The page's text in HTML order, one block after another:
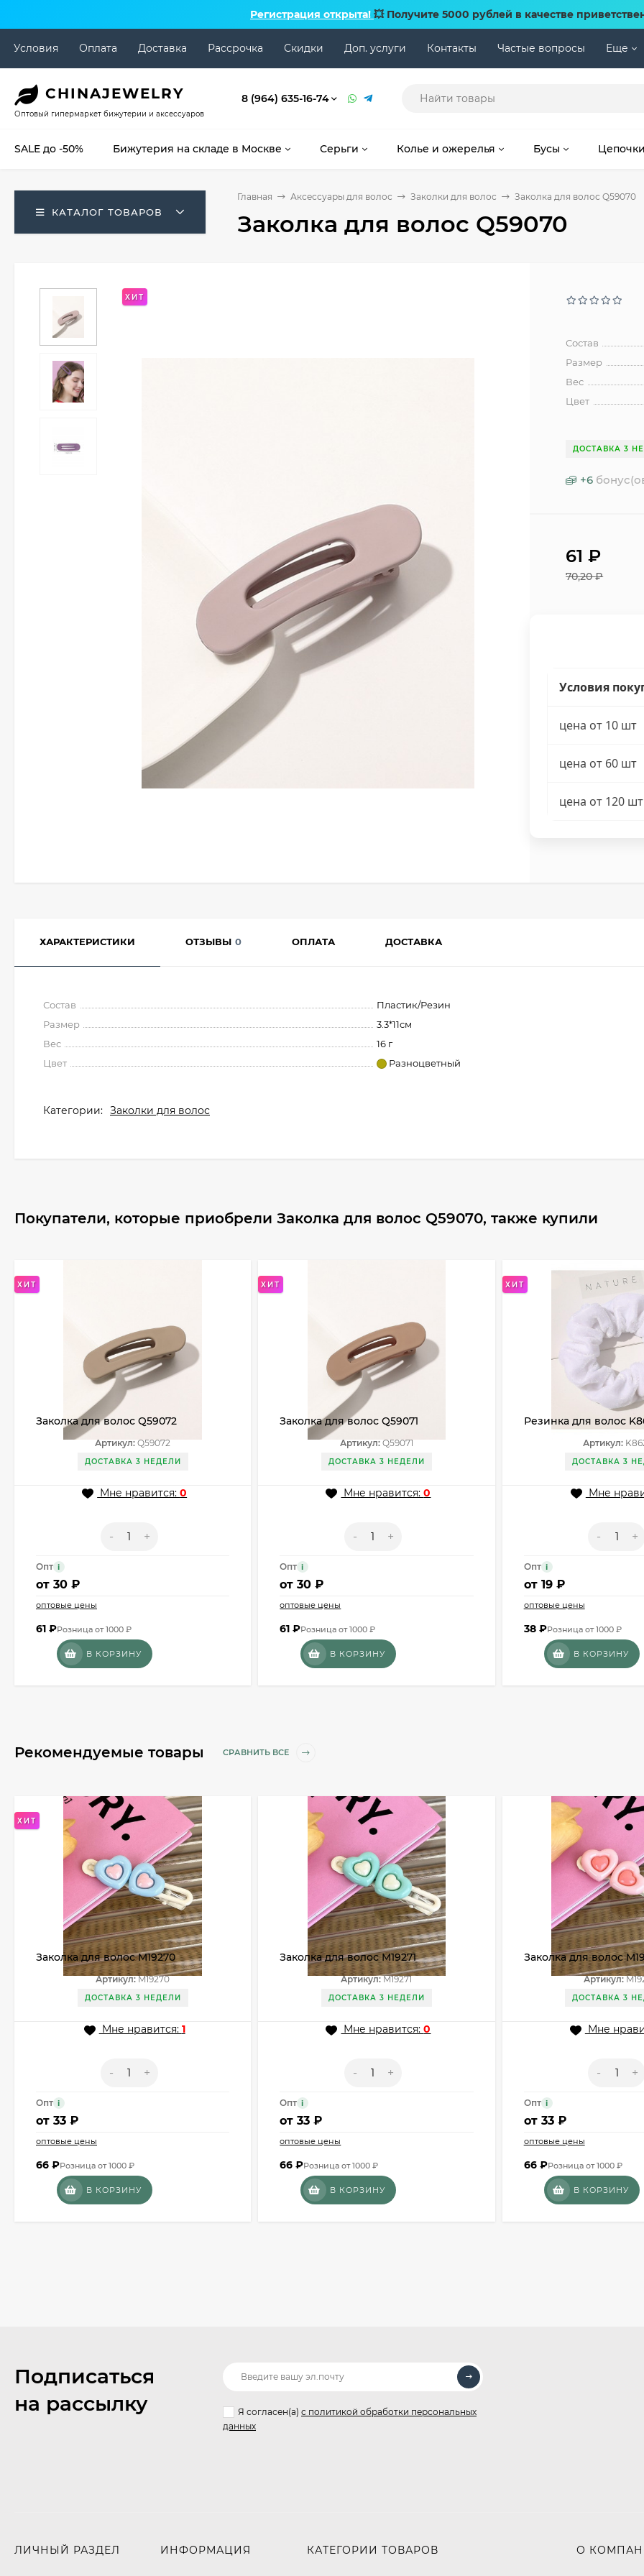
Регистрация открыта! 💥 Получите 5000 рублей в качестве
Условия Оплата Доставка Рассрочка Скидки Доп. услуги Контакты Частые вопросы Еще
CHINAJEWELRY
Оптовый гипермаркет бижутерии и аксессуаров
8 (964) 635-16-74
SALE до -50% Бижутерия на складе в Москве Серьги Колье и ожерелья Бусы Цепочки
КАТАЛОГ ТОВАРОВ
Главная Аксессуары для волос Заколки для волос Заколка для волос Q59070
Заколка для волос Q59070
ХИТ
Состав
Размер
Вес
Цвет
ДОСТАВКА 3
+6
61₽
70,20₽
Условия
цена от 10 шт
цена от 60 шт
цена от 120 шт
ХАРАКТЕРИСТИКИ ОТЗЫВЫ 0 ОПЛАТА ДОСТАВКА
Состав
Пластик/Резин
Размер
3.3*11см
Вес
16 г
Цвет
Разноцветный
Категории: Заколки для волос
Покупатели, которые приобрели Заколка для волос Q59070, также купили
ХИТ
Заколка для волос Q59072
Артикул: Q59072
ДОСТАВКА 3 НЕДЕЛИ
Мне нравится:0
- +
Опт i
от 30 ₽
оптовые цены
61 ₽Розница от 1000 ₽
В КОРЗИНУ
ХИТ
Заколка для волос Q59071
Артикул:Q59071
ДОСТАВКА 3 НЕДЕЛИ
Мне нравится:0
- +
Опт i
от30 ₽
оптовые цены
61₽Розница от 1000 ₽
В КОРЗИНУ
ХИТ
Резинка для волос
Артикул:
ДОСТАВКА 3
Мне
- +
Опт i
от 19 ₽
оптовые цены
38 ₽Розница от 1000 ₽
В КОРЗИНУ
Рекомендуемые товары СРАВНИТЬ ВСЕ
ХИТ
Заколка для волос M19270
Артикул:M19270
ДОСТАВКА 3 НЕДЕЛИ
Мне нравится: 1
- +
Опт i
от 33 ₽
оптовые цены
66 ₽Розница от 1000 ₽
В КОРЗИНУ
Заколка для волос M19271
Артикул:M19271
ДОСТАВКА 3 НЕДЕЛИ
Мне нравится:0
- +
Опт i
от33 ₽
оптовые цены
66₽Розница от 1000 ₽
В КОРЗИНУ
Заколка для волос
Артикул:
ДОСТАВКА 3
Мне
- +
Опт i
от 33 ₽
оптовые цены
66 ₽Розница от 1000 ₽
В КОРЗИНУ
Подписаться
на рассылку
Я согласен(a) с политикой обработки персональных
данных
ЛИЧНЫЙ РАЗДЕЛ ИНФОРМАЦИЯ КАТЕГОРИИ ТОВАРОВ О